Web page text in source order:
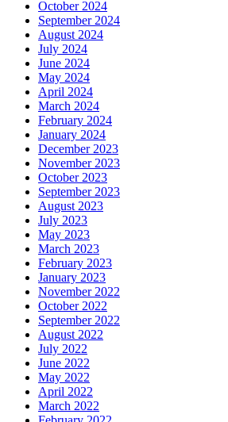
October 2024
September 2024
August 2024
July 2024
June 2024
May 2024
April 2024
March 2024
February 2024
January 2024
December 2023
November 2023
October 2023
September 2023
August 2023
July 2023
May 2023
March 2023
February 2023
January 2023
November 2022
October 2022
September 2022
August 2022
July 2022
June 2022
May 2022
April 2022
March 2022